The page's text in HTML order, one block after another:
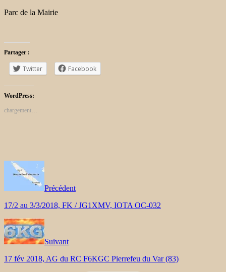
Parc de la Mairie
Partager :
Twitter Facebook
WordPress:
chargement…
Précédent
17/2 au 3/3/2018, FK / JG1XMV, IOTA OC-032
Suivant
17 fév 2018, AG du RC F6KGC Pierrefeu du Var (83)